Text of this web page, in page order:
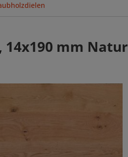
mm Natur